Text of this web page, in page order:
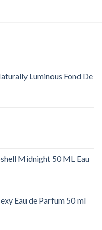
Luminous Fond De
Midnight 50 ML Eau
Eau de Parfum 50 ml